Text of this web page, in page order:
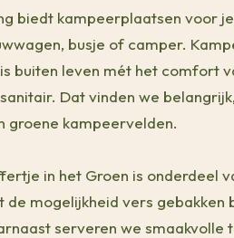
biedt kampeerplaatsen voor
busje of camper.
is buiten leven mét het comfort
Dat vinden we
groene kampeervelden.
in het Groen is onderdeel
de mogelijkheid vers gebakken
serveren we smaakvolle